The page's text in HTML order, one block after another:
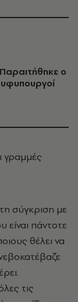
ο
σύγκριση με
πάντοτε
θέλει να
τις